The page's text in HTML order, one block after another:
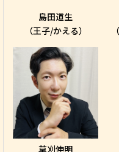
島田道生
（王子/かえる）
草刈伸明